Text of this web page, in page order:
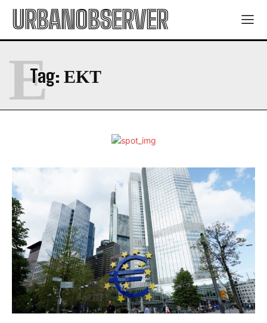
URBANOBSERVER
Tag: ΕΚΤ
Ε